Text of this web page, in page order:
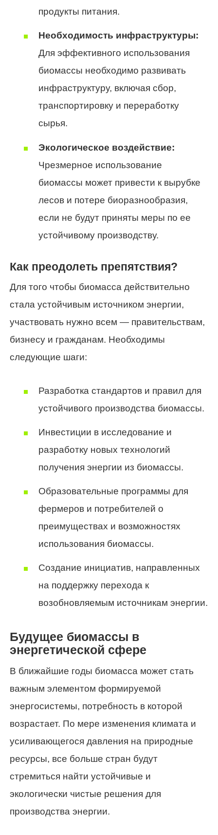
продукты питания.
Необходимость инфраструктуры:
Для эффективного использования
биомассы необходимо развивать
инфраструктуру, включая сбор,
транспортировку и переработку
сырья.
Экологическое воздействие:
Чрезмерное использование
биомассы может привести к вырубке
лесов и потере биоразнообразия,
если не будут приняты меры по ее
устойчивому производству.
Как преодолеть препятствия?
Для того чтобы биомасса действительно
стала устойчивым источником энергии,
участвовать нужно всем — правительствам,
бизнесу и гражданам. Необходимы
следующие шаги:
Разработка стандартов и правил для
устойчивого производства биомассы.
Инвестиции в исследование и
разработку новых технологий
получения энергии из биомассы.
Образовательные программы для
фермеров и потребителей о
преимуществах и возможностях
использования биомассы.
Создание инициатив, направленных
на поддержку перехода к
возобновляемым источникам энергии.
Будущее биомассы в
энергетической сфере
В ближайшие годы биомасса может стать
важным элементом формируемой
энергосистемы, потребность в которой
возрастает. По мере изменения климата и
усиливающегося давления на природные
ресурсы, все больше стран будут
стремиться найти устойчивые и
экологически чистые решения для
производства энергии.